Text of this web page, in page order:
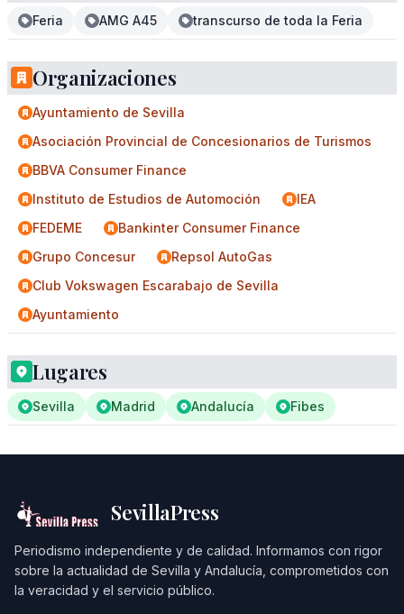
Feria AMG A45 transcurso de toda la Feria
Organizaciones
Ayuntamiento de Sevilla
Asociación Provincial de Concesionarios de Turismos
BBVA Consumer Finance
Instituto de Estudios de Automoción
IEA
FEDEME
Bankinter Consumer Finance
Grupo Concesur
Repsol AutoGas
Club Vokswagen Escarabajo de Sevilla
Ayuntamiento
Lugares
Sevilla Madrid Andalucía Fibes
SevillaPress
Periodismo independiente y de calidad. Informamos con rigor
sobre la actualidad de Sevilla y Andalucía, comprometidos con
la veracidad y el servicio público.